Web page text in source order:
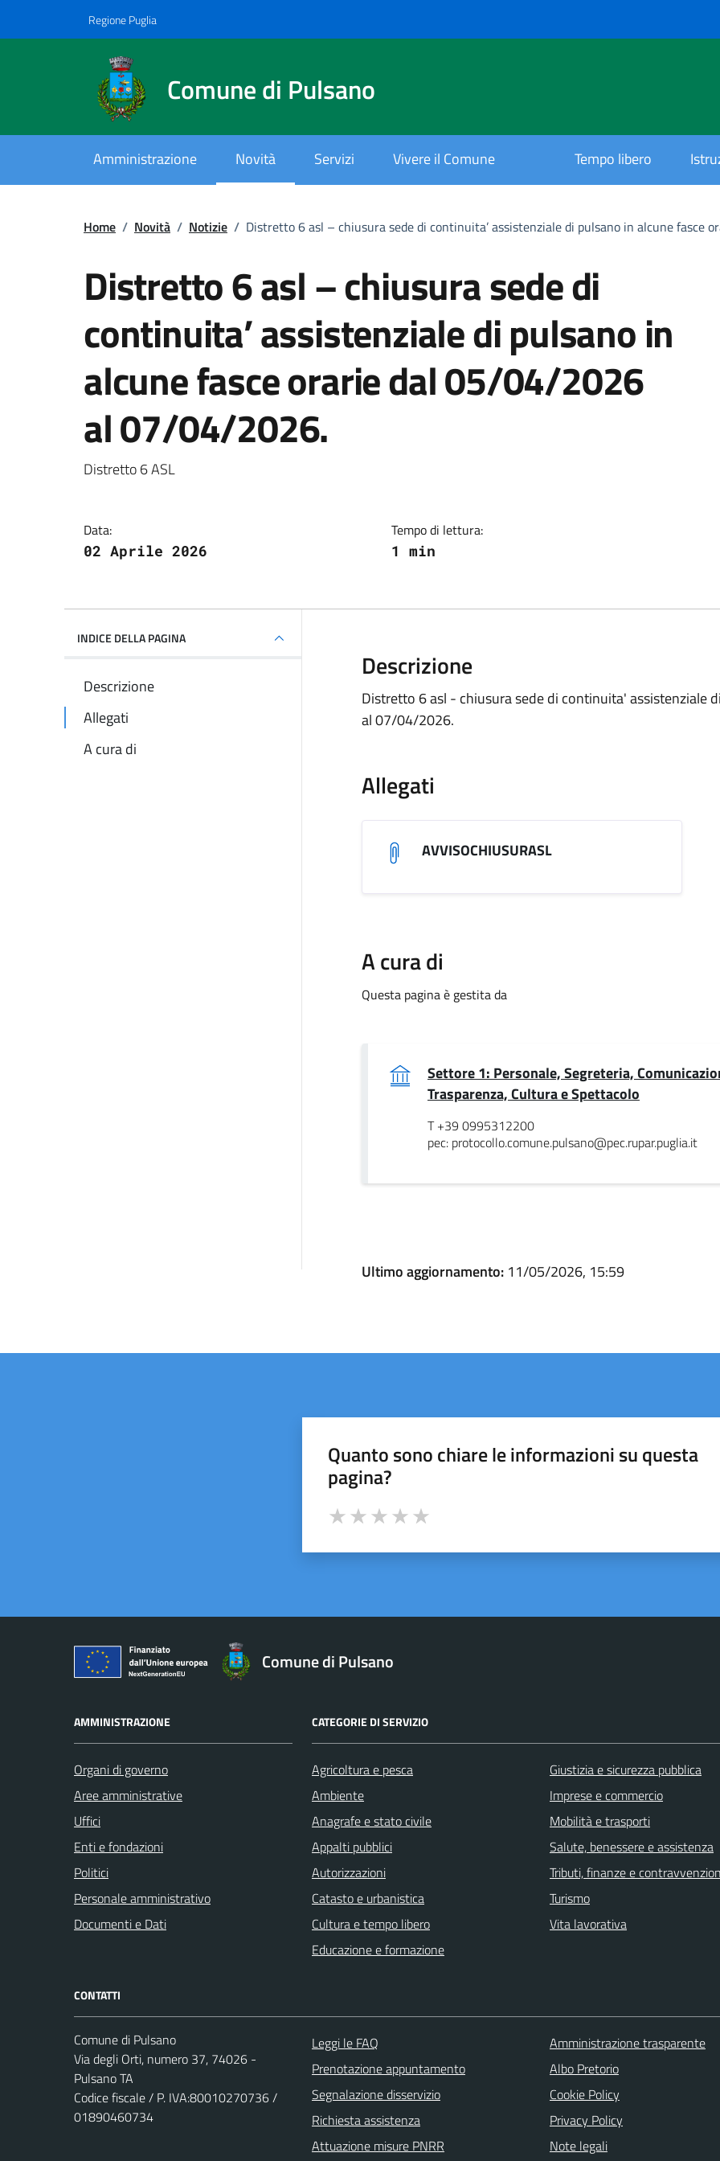
Regione Puglia
Comune di Pulsano
Amministrazione Novità Servizi Vivere il Comune Tempo libero
Home / Novità / Notizie / Distretto 6 asl – chiusura sede di continuita’ assistenziale di pulsano in alcune
Distretto 6 asl – chiusura sede di
continuita’ assistenziale di pulsano in
alcune fasce orarie dal 05/04/2026
al 07/04/2026.
Distretto 6 ASL
Data:
02 Aprile 2026
Tempo di lettura:
1 min
INDICE DELLA PAGINA
Descrizione
Allegati
A cura di
Descrizione
Distretto 6 asl - chiusura sede di continuita' assistenziale
al 07/04/2026.
Allegati
AVVISOCHIUSURASL
A cura di
Questa pagina è gestita da
Settore 1: Personale, Segreteria,
Trasparenza, Cultura e Spettacolo.
T +39 0995312200
pec: protocollo.comune.pulsano@pec.rupar.puglia.it
Ultimo aggiornamento: 11/05/2026, 15:59
Quanto sono chiare le informazioni su questa
pagina?
Comune di Pulsano
AMMINISTRAZIONE
Organi di governo
Aree amministrative
Uffici
Enti e fondazioni
Politici
Personale amministrativo
Documenti e Dati
CATEGORIE DI SERVIZIO
Agricoltura e pesca
Ambiente
Anagrafe e stato civile
Appalti pubblici
Autorizzazioni
Catasto e urbanistica
Cultura e tempo libero
Educazione e formazione
Giustizia e sicurezza pubblica
Imprese e commercio
Mobilità e trasporti
Salute, benessere e assistenza
Tributi, finanze e
Turismo
Vita lavorativa
CONTATTI
Comune di Pulsano
Via degli Orti, numero 37, 74026 -
Pulsano TA
Codice fiscale / P. IVA:80010270736 /
01890460734
Leggi le FAQ
Prenotazione appuntamento
Segnalazione disservizio
Richiesta assistenza
Attuazione misure PNRR
Amministrazione trasparente
Albo Pretorio
Cookie Policy
Privacy Policy
Note legali